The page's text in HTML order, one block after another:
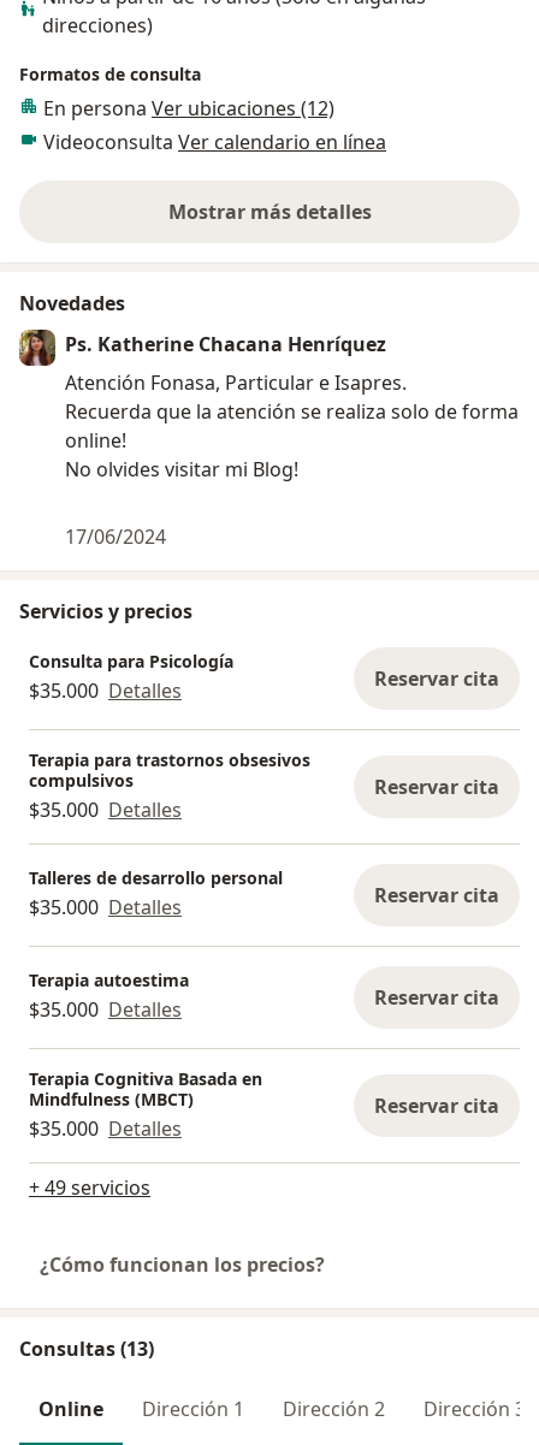
mejorar. Si quieres saber más sobre mí o sobre cómo
puedo ayudarte, puedes visitar mi página web o
escribirme un mensaje. Espero que hayas disfrutado
de esta presentación y que te haya servido para
conocerme mejor. Si tienes alguna duda o comentario,
puedes hacerlo ahora o contactarme más tarde.
direcciones)
Formatos de consulta
En persona Ver ubicaciones (12)
Videoconsulta Ver calendario en línea
Mostrar más detalles
sobre la experiencia
Novedades
Ps. Katherine Chacana Henríquez
Atención Fonasa, Particular e Isapres.
Recuerda que la atención se realiza solo de forma
online!
No olvides visitar mi Blog!
17/06/2024
Servicios y precios
Consulta para Psicología
$35.000 Detalles Reservar cita
Terapia para trastornos obsesivos
compulsivos
$35.000 Detalles
Reservar cita
Talleres de desarrollo personal
$35.000 Detalles Reservar cita
Terapia autoestima
$35.000 Detalles Reservar cita
Terapia Cognitiva Basada en
Mindfulness (MBCT)
$35.000 Detalles
Reservar cita
+ 49 servicios
¿Cómo funcionan los precios?
Consultas (13)
Online Dirección 1 Dirección 2 Dirección 3